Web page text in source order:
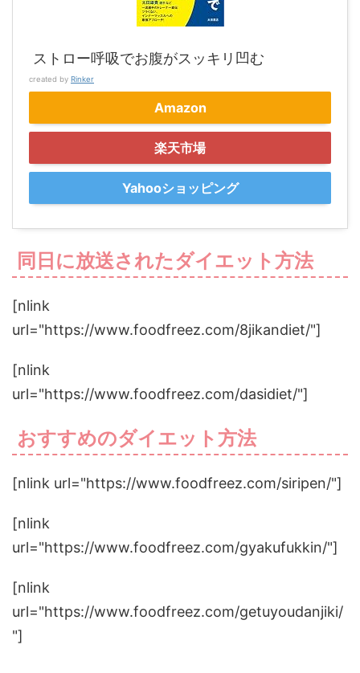
ストロー呼吸でお腹がスッキリ凹む
created by Rinker
Amazon
楽天市場
Yahooショッピング
同日に放送されたダイエット方法
[nlink
url="https://www.foodfreez.com/8jikandiet/"]
[nlink
url="https://www.foodfreez.com/dasidiet/"]
おすすめのダイエット方法
[nlink url="https://www.foodfreez.com/siripen/"]
[nlink
url="https://www.foodfreez.com/gyakufukkin/"]
[nlink
url="https://www.foodfreez.com/getuyoudanjiki/
"]